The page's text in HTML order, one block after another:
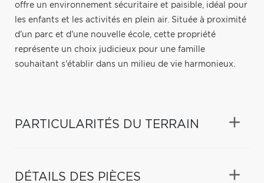
offre un environnement sécuritaire et paisible, idéal pour
les enfants et les activités en plein air. Située à proximité
d'un parc et d'une nouvelle école, cette propriété
représente un choix judicieux pour une famille
souhaitant s'établir dans un milieu de vie harmonieux.
PARTICULARITÉS DU TERRAIN
DÉTAILS DES PIÈCES